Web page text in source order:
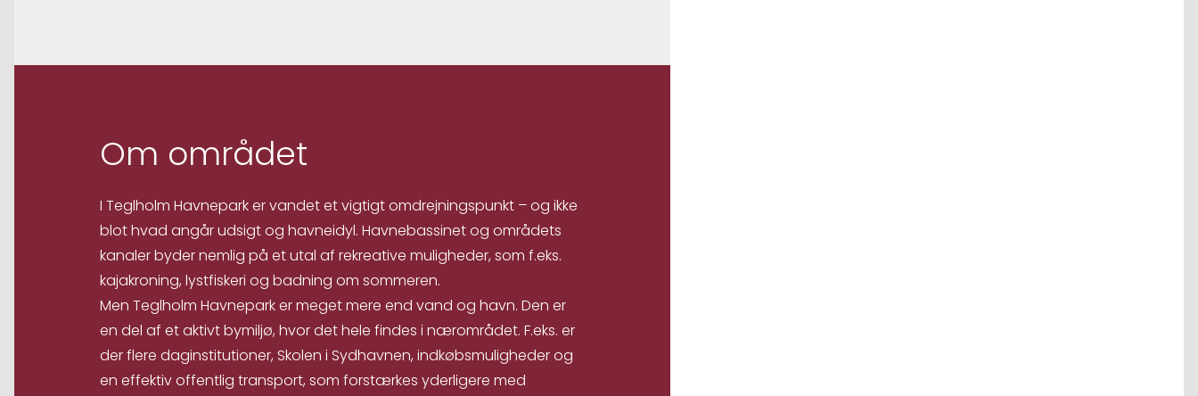
Om området
I Teglholm Havnepark er vandet et vigtigt omdrejningspunkt – og ikke
blot hvad angår udsigt og havneidyl. Havnebassinet og områdets
kanaler byder nemlig på et utal af rekreative muligheder, som f.eks.
kajakroning, lystfiskeri og badning om sommeren.
Men Teglholm Havnepark er meget mere end vand og havn. Den er
en del af et aktivt bymiljø, hvor det hele findes i nærområdet. F.eks. er
der flere daginstitutioner, Skolen i Sydhavnen, indkøbsmuligheder og
en effektiv offentlig transport, som forstærkes yderligere med